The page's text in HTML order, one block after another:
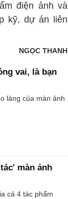
điện ảnh và
kỹ, dự án liên
NGỌC THANH
vai, là bạn
làng của màn ảnh
màn ảnh
cả 4 tác phẩm